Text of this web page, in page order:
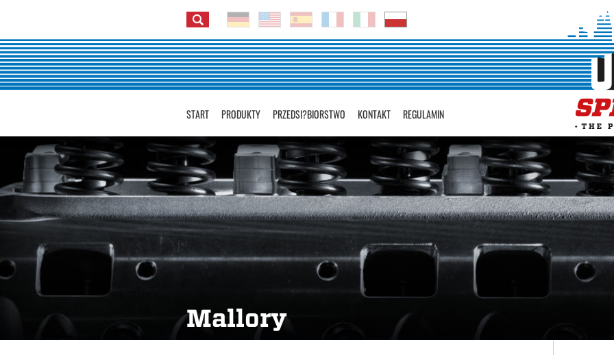
START PRODUKTY PRZEDSI?BIORSTWO KONTAKT REGULAMIN
Mallory